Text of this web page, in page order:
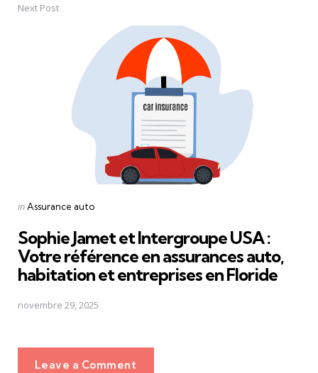
Next Post
Posted
inAssurance auto
Sophie Jamet et Intergroupe USA :
Votre référence en assurances auto,
habitation et entreprises en Floride
novembre 29, 2025
Leave a Comment